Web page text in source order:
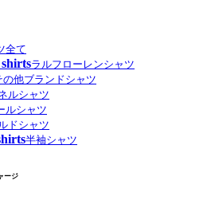
全て
ラルフローレンシャツ
の他ブランドシャツ
ルシャツ
ルシャツ
ドシャツ
半袖シャツ
ージ